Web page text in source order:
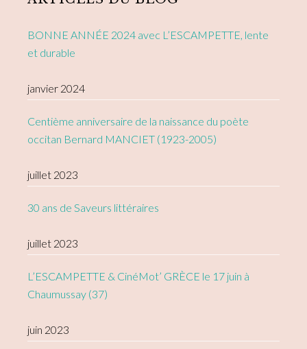
BONNE ANNÉE 2024 avec L’ESCAMPETTE, lente
et durable
janvier 2024
Centième anniversaire de la naissance du poète
occitan Bernard MANCIET (1923-2005)
juillet 2023
30 ans de Saveurs littéraires
juillet 2023
L’ESCAMPETTE & CinéMot’ GRÈCE le 17 juin à
Chaumussay (37)
juin 2023